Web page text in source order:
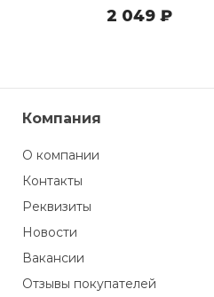
2 049 ₽
Компания
О компании
Контакты
Реквизиты
Новости
Вакансии
Отзывы покупателей